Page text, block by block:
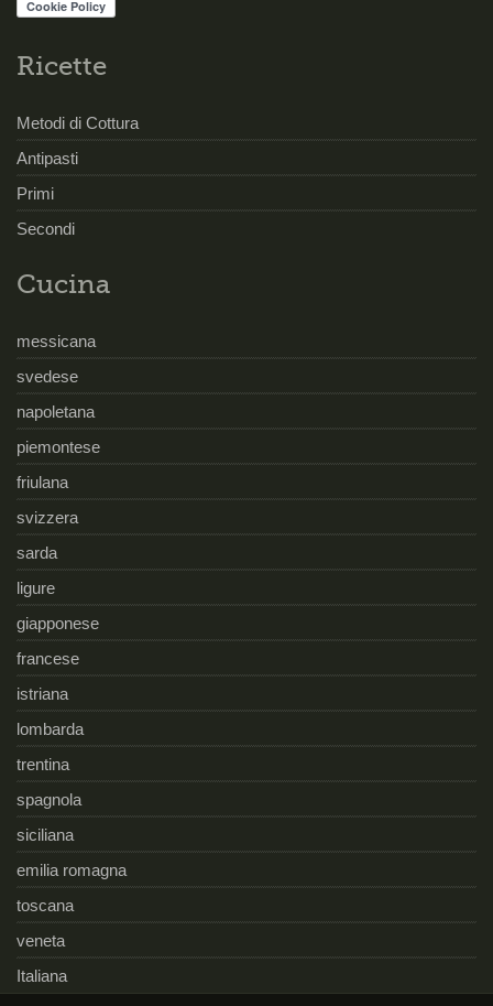
Ricette
Metodi di Cottura
Antipasti
Primi
Secondi
Cucina
messicana
svedese
napoletana
piemontese
friulana
svizzera
sarda
ligure
giapponese
francese
istriana
lombarda
trentina
spagnola
siciliana
emilia romagna
toscana
veneta
Italiana